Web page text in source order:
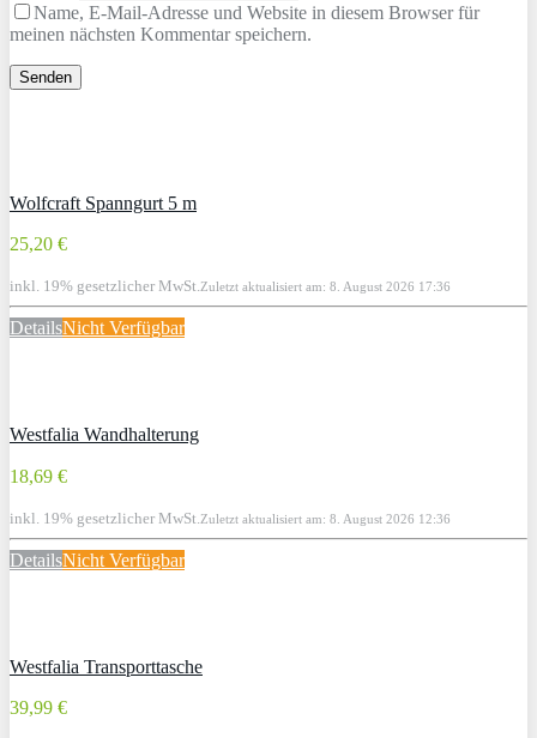
Name, E-Mail-Adresse und Website in diesem Browser für
meinen nächsten Kommentar speichern.
Wolfcraft Spanngurt 5 m
25,20 €
inkl. 19% gesetzlicher MwSt.Zuletzt aktualisiert am: 8. August 2026 17:36
DetailsNicht Verfügbar
Westfalia Wandhalterung
18,69 €
inkl. 19% gesetzlicher MwSt. Zuletzt aktualisiert am: 8. August 2026 12:36
DetailsNicht Verfügbar
Westfalia Transporttasche
39,99 €